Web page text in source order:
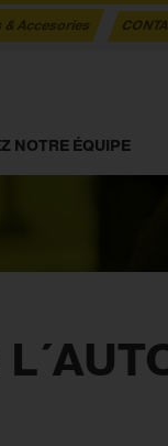
& Accesories
NOTRE ÉQUIPE